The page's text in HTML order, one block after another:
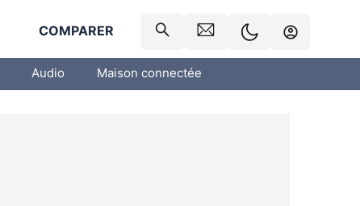
COMPARER
Audio Maison connectée